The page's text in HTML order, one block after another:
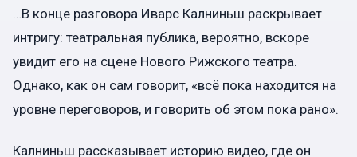
…В конце разговора Иварс Калниньш раскрывает
интригу: театральная публика, вероятно, вскоре
увидит его на сцене Нового Рижского театра.
Однако, как он сам говорит, «всё пока находится на
уровне переговоров, и говорить об этом пока рано».
Калниньш рассказывает историю видео, где он